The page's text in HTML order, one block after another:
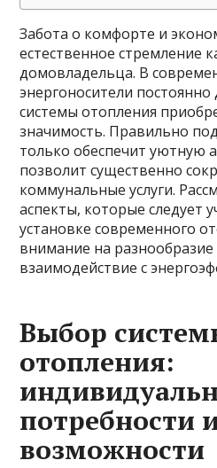
Забота о комфорте и
естественное стремление
домовладельца. В
энергоносители
системы отопления
значимость. Правильно
только обеспечит уютную
позволит существенно
коммунальные услуги.
аспекты, которые следует
установке современного
внимание на разнообразие
взаимодействие с
Выбор
отопления:
потребности
возможности